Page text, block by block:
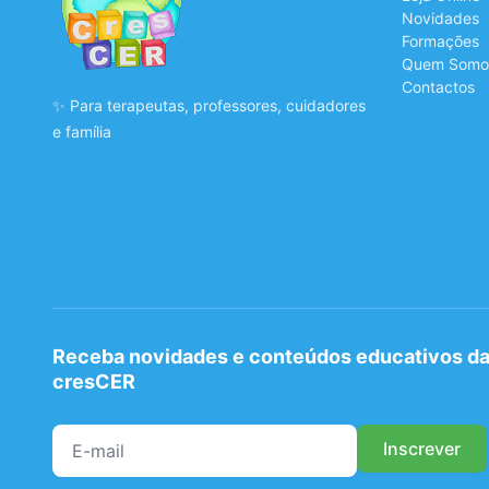
✨ Para terapeutas, professores, cuidadores
e família
Novidades
Formações
Quem
Contactos
Receba novidades e conteúdos educativos da
cresCER